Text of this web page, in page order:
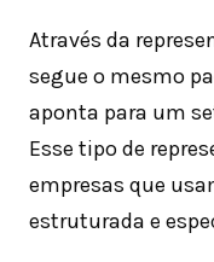
Através da
segue o mesmo
aponta para um
Esse tipo de
empresas que
estruturada e